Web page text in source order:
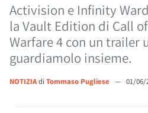
Activision e Infinity
la Vault Edition di Call
Warfare 4 con un trailer
guardiamolo insieme.
NOTIZIAdi Tommaso Pugliese — 01/06/